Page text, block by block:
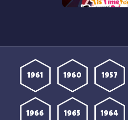
1957
1960
1961
1964
1965
1966